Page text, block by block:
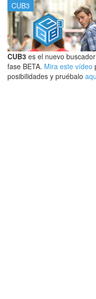
CUB3
CUB3 es el nuevo
fase BETA. Mira este vídeo
posibilidades y pruébalo